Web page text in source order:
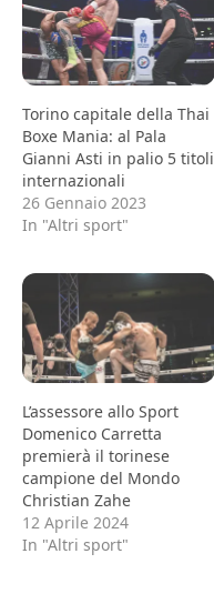
Torino capitale della Thai
Boxe Mania: al Pala
Gianni Asti in palio 5 titoli
internazionali
26 Gennaio 2023
In "Altri sport"
L’assessore allo Sport
Domenico Carretta
premierà il torinese
campione del Mondo
Christian Zahe
12 Aprile 2024
In "Altri sport"